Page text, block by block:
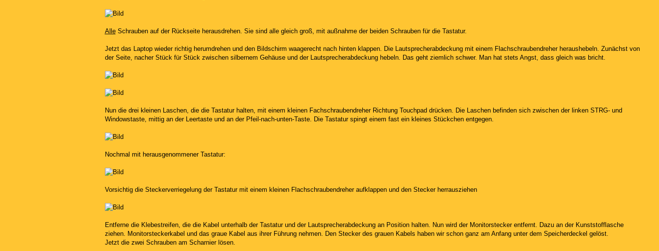
AlleSchrauben auf der Rückseite herausdrehen. Sie sind alle gleich groß, mit außnahme der beiden Schrauben für die Tastatur.
Jetzt das Laptop wieder richtig herumdrehen und den Bildschirm waagerecht nach hinten klappen. Die Lautsprecherabdeckung mit einem Flachschraubendreher heraushebeln. Zunächst von
der Seite, nacher Stück für Stück zwischen silbernem Gehäuse und der Lautsprecherabdeckung hebeln. Das geht ziemlich schwer. Man hat stets Angst, dass gleich was bricht.
Nun die drei kleinen Laschen, die die Tastatur halten, mit einem kleinen Fachschraubendreher Richtung Touchpad drücken. Die Laschen befinden sich zwischen der linken STRG- und
Windowstaste, mittig an der Leertaste und an der Pfeil-nach-unten-Taste. Die Tastatur spingt einem fast ein kleines Stückchen entgegen.
Nochmal mit herausgenommener Tastatur:
Vorsichtig die Steckerverriegelung der Tastatur mit einem kleinen Flachschraubendreher aufklappen und den Stecker herrausziehen
Entferne die Klebestreifen, die die Kabel unterhalb der Tastatur und der Lautsprecherabdeckung an Position halten. Nun wird der Monitorstecker entfernt. Dazu an der Kunststofflasche
ziehen. Monitorsteckerkabel und das graue Kabel aus ihrer Führung nehmen. Den Stecker des grauen Kabels haben wir schon ganz am Anfang unter dem Speicherdeckel gelöst.
Jetzt die zwei Schrauben am Scharnier lösen.